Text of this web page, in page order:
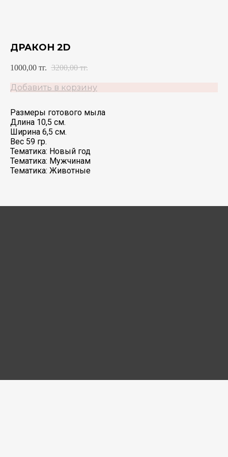
ДРАКОН 2D
1000,00 тг. 3200,00 тг.
Добавить в корзину
Размеры готового мыла
Длина 10,5 см.
Ширина 6,5 см.
Вес 59 гр.
Тематика: Новый год
Тематика: Мужчинам
Тематика: Животные